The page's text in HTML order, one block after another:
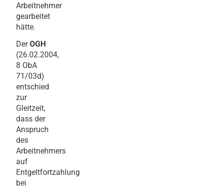
Arbeitnehmer
gearbeitet
hätte.
DerOGH
(26.02.2004,
8 ObA
71/03d)
entschied
zur
Gleitzeit,
dass der
Anspruch
des
Arbeitnehmers
auf
Entgeltfortzahlung
bei